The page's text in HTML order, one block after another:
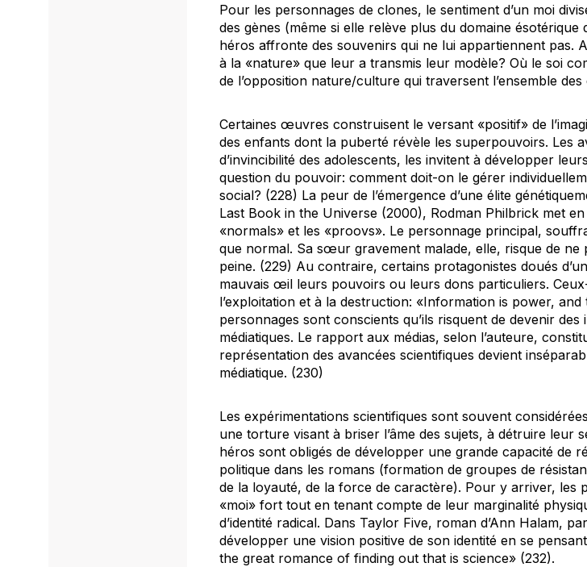
Pour les personnages de clones, le sentiment d’un moi
des gènes (même si elle relève plus du domaine
héros affronte des souvenirs qui ne lui appartiennent pas.
à la «nature» que leur a transmis leur modèle? Où le soi
de l’opposition nature/culture qui traversent l’ensemble
Certaines œuvres construisent le versant «positif» de
des enfants dont la puberté révèle les superpouvoirs. Les
d’invincibilité des adolescents, les invitent à développer
question du pouvoir: comment doit-on le gérer
social? (228) La peur de l’émergence d’une élite
Last Book in the Universe (2000), Rodman Philbrick met
«normals» et les «proovs». Le personnage principal,
que normal. Sa sœur gravement malade, elle, risque de ne
peine. (229) Au contraire, certains protagonistes doués
mauvais œil leurs pouvoirs ou leurs dons particuliers.
l’exploitation et à la destruction: «Information is power, and
personnages sont conscients qu’ils risquent de devenir
médiatiques. Le rapport aux médias, selon l’auteure,
représentation des avancées scientifiques devient
médiatique. (230)
Les expérimentations scientifiques sont souvent
une torture visant à briser l’âme des sujets, à détruire leur
héros sont obligés de développer une grande capacité de
politique dans les romans (formation de groupes de
de la loyauté, de la force de caractère). Pour y arriver, les
«moi» fort tout en tenant compte de leur marginalité
d’identité radical. Dans Taylor Five, roman d’Ann Halam,
développer une vision positive de son identité en se
the great romance of finding out that is science» (232).